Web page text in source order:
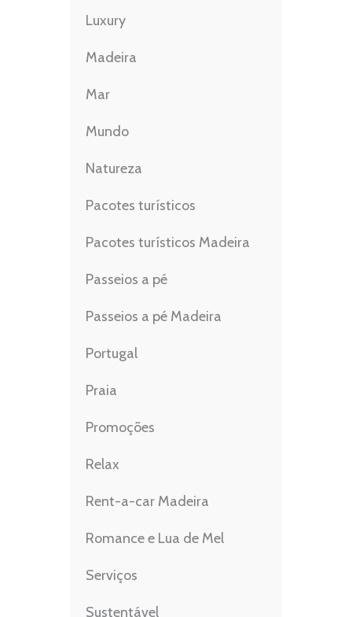
Luxury
Madeira
Mar
Mundo
Natureza
Pacotes turísticos
Pacotes turísticos Madeira
Passeios a pé
Passeios a pé Madeira
Portugal
Praia
Promoções
Relax
Rent-a-car Madeira
Romance e Lua de Mel
Serviços
Sustentável